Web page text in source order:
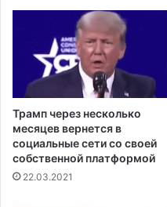
о
м
М
г
ц
и
ю
н
о
Трамп через несколько
месяцев вернется в
социальные сети со своей
собственной платформой
22.03.2021